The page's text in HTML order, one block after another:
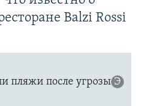
Balzi Rossi